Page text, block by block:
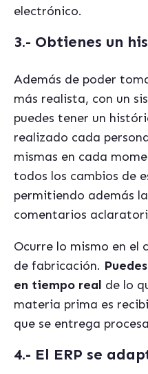
electrónico.
3.- Obtienes un
Además de poder
más realista, con un
puedes tener un
realizado cada
mismas en cada
todos los cambios de
permitiendo además
comentarios
Ocurre lo mismo en el
de fabricación.
en tiempo real de lo
materia prima es
que se entrega
4.- El ERP se